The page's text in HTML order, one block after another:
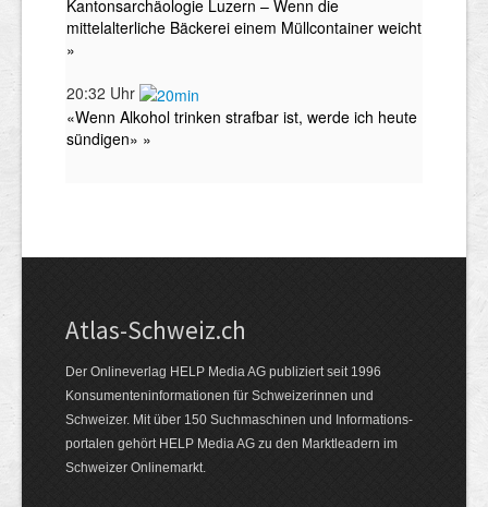
Atlas-Schweiz.ch
Der Onlineverlag HELP Media AG publiziert seit 1996
Konsumenten­infor­mationen für Schwei­zerinnen und
Schweizer. Mit über 150 Such­ma­schinen und Infor­mations­
portalen gehört HELP Media AG zu den Markt­leadern im
Schweizer Onlinemarkt.